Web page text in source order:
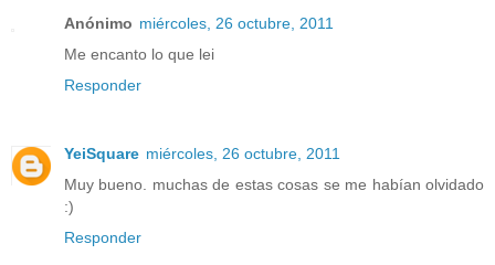
Anónimo miércoles, 26 octubre, 2011
Me encanto lo que lei
Responder
YeiSquare miércoles, 26 octubre, 2011
Muy bueno. muchas de estas cosas se me habían olvidado
:)
Responder